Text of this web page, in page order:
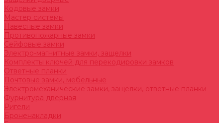
Кодовые замки
Мастер системы
Навесные замки
Противопожарные замки
Сейфовые замки
Электро-магнитные замки, защелки
Комплекты ключей для перекодировки замков
Ответные планки
Почтовые замки, мебельные
Электромеханические замки, защелки, ответные планки
Фурнитура дверная
Ригели
Броненакладки